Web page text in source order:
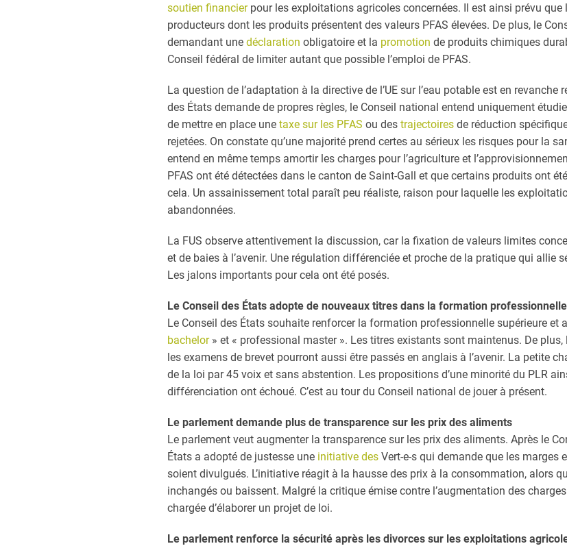
soutien financierpour les exploitations agricoles concernées. Il est ainsi prévu
producteurs dont les produits présentent des valeurs PFAS élevées. De plus, le
demandant une déclaration obligatoire et la promotion de produits chimiques
Conseil fédéral de limiter autant que possible l’emploi de PFAS.
La question de l’adaptation à la directive de l’UE sur l’eau potable est en revanche
des États demande de propres règles, le Conseil national entend uniquement
de mettre en place une taxe sur les PFAS ou des trajectoires de réduction
rejetées. On constate qu’une majorité prend certes au sérieux les risques pour la
entend en même temps amortir les charges pour l’agriculture et
PFAS ont été détectées dans le canton de Saint-Gall et que certains produits ont
cela. Un assainissement total paraît peu réaliste, raison pour laquelle les
abandonnées.
La FUS observe attentivement la discussion, car la fixation de valeurs limites
et de baies à l’avenir. Une régulation différenciée et proche de la pratique qui allie
Les jalons importants pour cela ont été posés.
Le Conseil des États adopte de nouveaux titres dans la formation professionnelle
Le Conseil des États souhaite renforcer la formation professionnelle supérieure et
bachelor» et « professional master ». Les titres existants sont maintenus. De
les examens de brevet pourront aussi être passés en anglais à l’avenir. La petite
de la loi par 45 voix et sans abstention. Les propositions d’une minorité du PLR
différenciation ont échoué. C’est au tour du Conseil national de jouer à présent.
Le parlement demande plus de transparence sur les prix des aliments
Le parlement veut augmenter la transparence sur les prix des aliments. Après le
États a adopté de justesse une initiative des Vert-e-s qui demande que les marges
soient divulgués. L’initiative réagit à la hausse des prix à la consommation, alors
inchangés ou baissent. Malgré la critique émise contre l’augmentation des
chargée d’élaborer un projet de loi.
Le parlement renforce la sécurité après les divorces sur les exploitations